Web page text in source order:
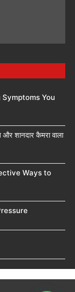
You
शानदार कैमरा वाला
Ways to